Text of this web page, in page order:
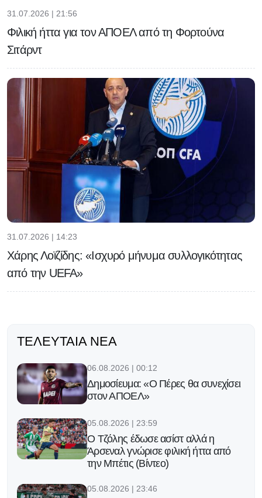
31.07.2026 | 21:56
Φιλική ήττα για τον ΑΠΟΕΛ από τη Φορτούνα
Σιτάρντ
31.07.2026 | 14:23
Χάρης Λοϊζίδης: «Ισχυρό μήνυμα συλλογικότητας
από την UEFA»
ΤΕΛΕΥΤΑΊΑ ΝΈΑ
06.08.2026 | 00:12
Δημοσίευμα: «Ο Πέρες θα συνεχίσει
στον ΑΠΟΕΛ»
05.08.2026 | 23:59
Ο Τζόλης έδωσε ασίστ αλλά η
Άρσεναλ γνώρισε φιλική ήττα από
την Μπέτις (Βίντεο)
05.08.2026 | 23:46